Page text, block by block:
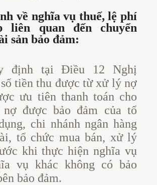
về nghĩa vụ thuế, lệ phí
liên quan đến chuyển
sản bảo đảm:
định tại Điều 12 Nghị
tiền thu được từ xử lý nợ
ưu tiên thanh toán cho
được bảo đảm của tổ
chi nhánh ngân hàng
tổ chức mua bán, xử lý
khi thực hiện nghĩa vụ
vụ khác không có bảo
bảo đảm.